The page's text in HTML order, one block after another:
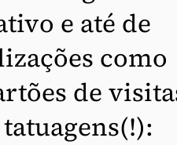
e até de
como
de